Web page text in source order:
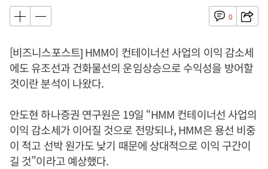
0
[비즈니스포스트] HMM이 컨테이너선 사업의 이익 감소세
에도 유조선과 건화물선의 운임상승으로 수익성을 방어할
것이란 분석이 나왔다.
안도현 하나증권 연구원은 19일 “HMM 컨테이너선 사업의
이익 감소세가 이어질 것으로 전망되나, HMM은 용선 비중
이 적고 선박 원가도 낮기 때문에 상대적으로 이익 구간이
길 것”이라고 예상했다.